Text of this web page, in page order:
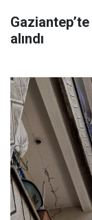
alındı